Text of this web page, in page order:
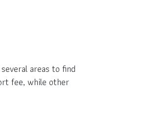
areas to find
fee, while other